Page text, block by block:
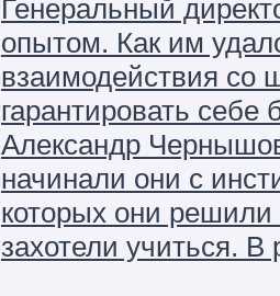
Генеральный
опытом. Как им
взаимодействия со
гарантировать
Александр
начинали они с
которых они решили
захотели учиться. В